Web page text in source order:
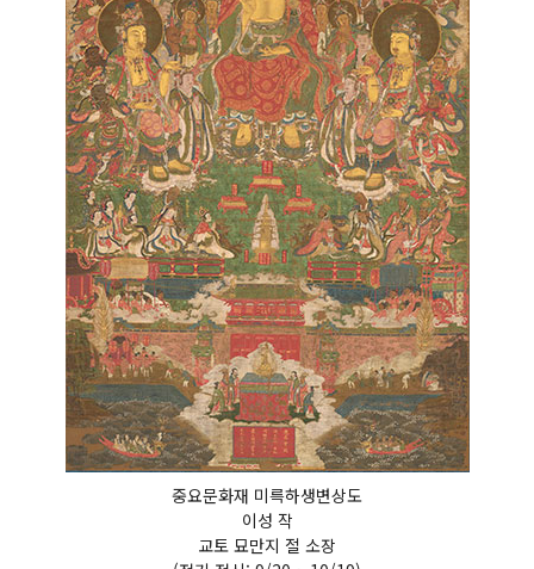
중요문화재 미륵하생변상도
이성 작
교토 묘만지 절 소장